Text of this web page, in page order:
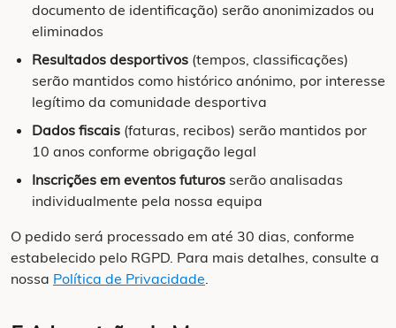
documento de identificação) serão anonimizados ou
eliminados
Resultados desportivos (tempos, classificações)
serão mantidos como histórico anónimo, por interesse
legítimo da comunidade desportiva
Dados fiscais (faturas, recibos) serão mantidos por
10 anos conforme obrigação legal
Inscrições em eventos futuros serão analisadas
individualmente pela nossa equipa
O pedido será processado em até 30 dias, conforme
estabelecido pelo RGPD. Para mais detalhes, consulte a
nossa Política de Privacidade.